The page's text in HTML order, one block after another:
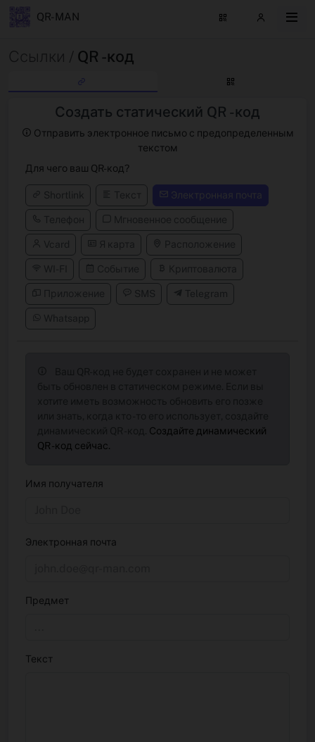
QR-MAN
Ссылки / QR -код
Создать статический QR -код
Отправить электронное письмо с предопределенным
текстом
Для чего ваш QR-код?
Shortlink Текст Электронная почта
Телефон Мгновенное сообщение
Vcard Я карта Расположение
WI-FI Событие Криптовалюта
Приложение SMS Telegram
Whatsapp
Создайте динамический
QR -код сейчас.
Имя получателя
Электронная почта
Предмет
Текст